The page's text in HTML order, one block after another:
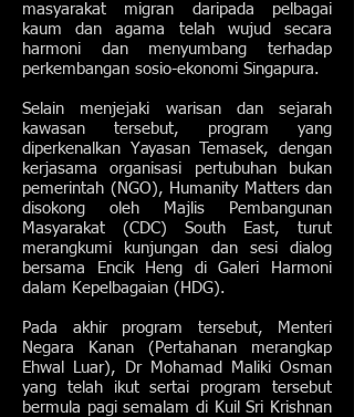
masyarakat migran daripada pelbagai
kaum dan agama telah wujud secara
harmoni dan menyumbang terhadap
perkembangan sosio-ekonomi Singapura.
Selain menjejaki warisan dan sejarah
kawasan tersebut, program yang
diperkenalkan Yayasan Temasek, dengan
kerjasama organisasi pertubuhan bukan
pemerintah (NGO), Humanity Matters dan
disokong oleh Majlis Pembangunan
Masyarakat (CDC) South East, turut
merangkumi kunjungan dan sesi dialog
bersama Encik Heng di Galeri Harmoni
dalam Kepelbagaian (HDG).
Pada akhir program tersebut, Menteri
Negara Kanan (Pertahanan merangkap
Ehwal Luar), Dr Mohamad Maliki Osman
yang telah ikut sertai program tersebut
bermula pagi semalam di Kuil Sri Krishnan